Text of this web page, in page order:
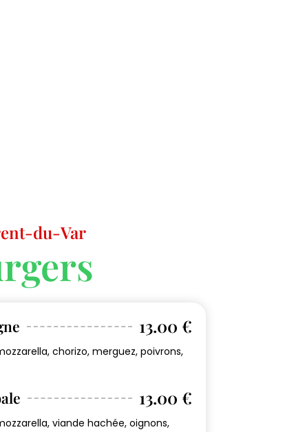
du-Var
13.00 €
chorizo, merguez, poivrons,
13.00 €
viande hachée, oignons,